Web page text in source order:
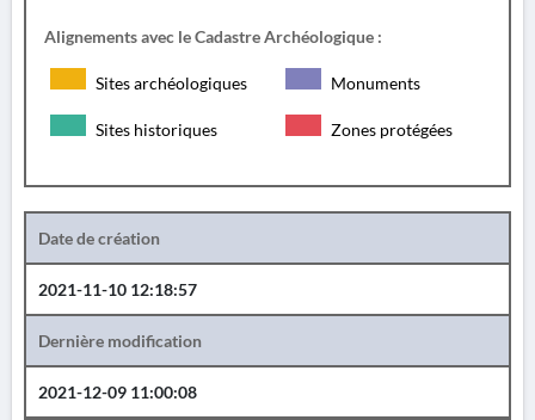
Alignements avec le Cadastre Archéologique :
Sites archéologiques Monuments
Sites historiques Zones protégées
Date de création
2021-11-10 12:18:57
Dernière modification
2021-12-09 11:00:08